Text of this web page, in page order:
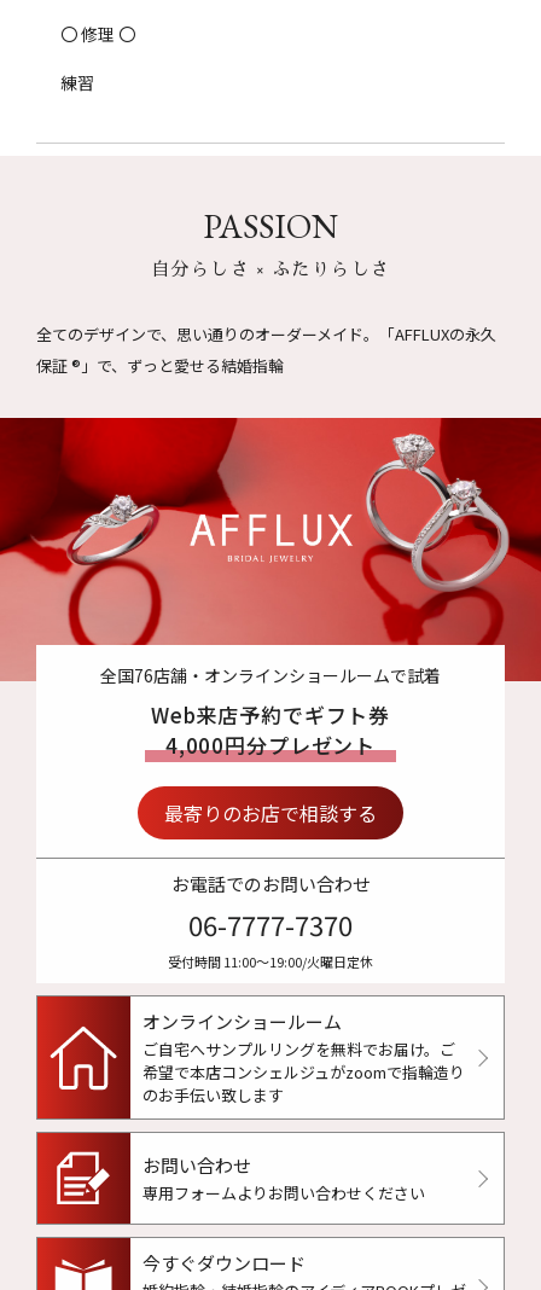
〇 修理 〇
練習
PASSION
自分らしさ × ふたりらしさ
全てのデザインで、思い通りのオーダーメイド。
「AFFLUXの永久
保証 ®」で、ずっと愛せる結婚指輪
全国76店舗・オンラインショールームで試着
Web来店予約でギフト券
4,000円分プレゼント
最寄りのお店で相談する
お電話でのお問い合わせ
06-7777-7370
受付時間 11:00〜19:00/火曜日定休
オンラインショールーム
ご自宅へサンプルリングを無料でお届け。 ご
希望で本店コンシェルジュがzoomで指輪造り
のお手伝い致します
お問い合わせ
専用フォームよりお問い合わせください
今すぐダウンロード